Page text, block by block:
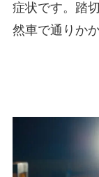
症状です。踏
然車で通りか